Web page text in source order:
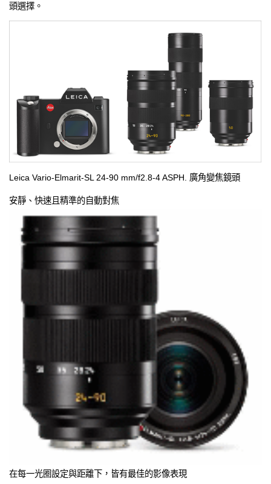
頭選擇。
Leica Vario-Elmarit-SL 24-90 mm/f2.8-4 ASPH. 廣角變焦鏡頭
安靜、快速且精準的自動對焦
在每一光圈設定與距離下，皆有最佳的影像表現